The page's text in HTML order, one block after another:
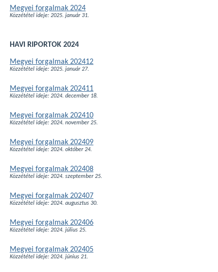
Megyei forgalmak 2024
Közzététel ideje: 2025. január 31.
HAVI RIPORTOK 2024
Megyei forgalmak 202412
Közzététel ideje: 2025. január 27.
Megyei forgalmak 202411
Közzététel ideje: 2024. december 18.
Megyei forgalmak 202410
Közzététel ideje: 2024. november 25.
Megyei forgalmak 202409
Közzététel ideje: 2024. október 24.
Megyei forgalmak 202408
Közzététel ideje: 2024. szeptember 25.
Megyei forgalmak 202407
Közzététel ideje: 2024. augusztus 30.
Megyei forgalmak 202406
Közzététel ideje: 2024. július 25.
Megyei forgalmak 202405
Közzététel ideje: 2024. június 21.